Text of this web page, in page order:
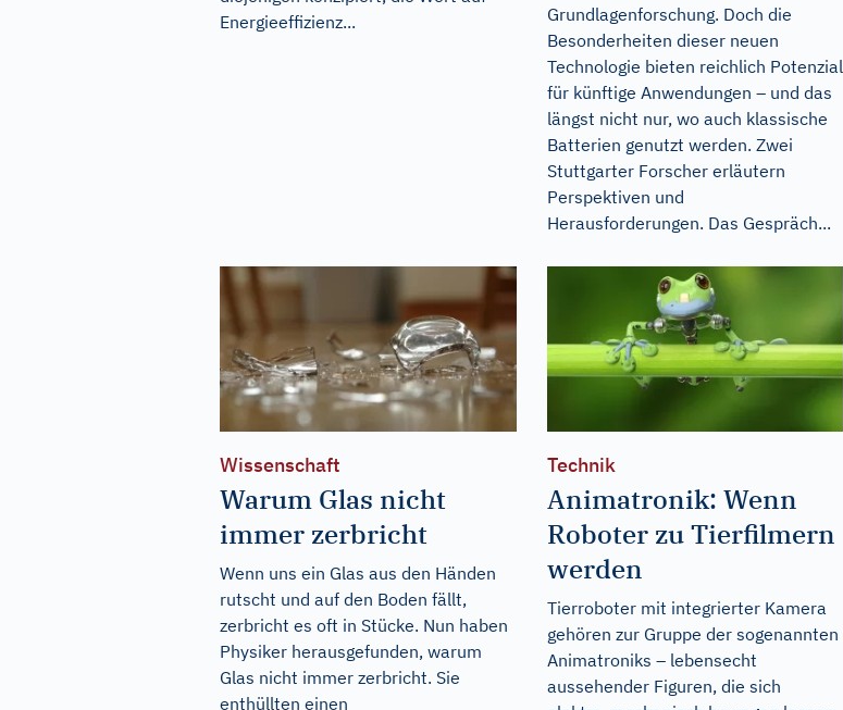
Energieeffizienz...
Grundlagenforschung. Doch die
Besonderheiten dieser neuen
Technologie bieten reichlich Potenzial
für künftige Anwendungen – und das
längst nicht nur, wo auch klassische
Batterien genutzt werden. Zwei
Stuttgarter Forscher erläutern
Perspektiven und
Herausforderungen. Das Gespräch...
Wissenschaft
Warum Glas nicht
immer zerbricht
Wenn uns ein Glas aus den Händen
rutscht und auf den Boden fällt,
zerbricht es oft in Stücke. Nun haben
Physiker herausgefunden, warum
Glas nicht immer zerbricht. Sie
enthüllten einen
Technik
Animatronik: Wenn
Roboter zu Tierfilmern
werden
Tierroboter mit integrierter Kamera
gehören zur Gruppe der sogenannten
Animatroniks – lebensecht
aussehender Figuren, die sich